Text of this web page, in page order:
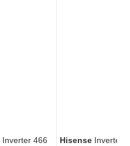
Inverter 466
Hisense Inverter